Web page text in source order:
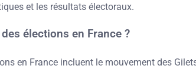
et les résultats électoraux.
élections en France ?
en France incluent le mouvement des